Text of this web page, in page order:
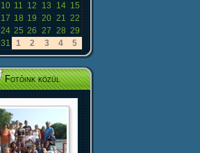
10 11 12 13 14 15
17 18 19 20 21 22
24 25 26 27 28 29
31 1 2 3 4 5
Fotóink közül